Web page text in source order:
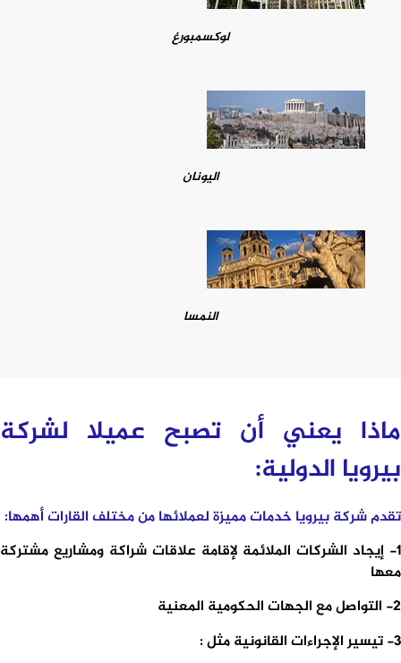
لوكسمبورغ
اليونان
النمسا
ماذا يعني أن تصبح عميلا لشركة
بيرويا الدولية:
تقدم شركة بيرويا خدمات مميزة لعملائها من مختلف القارات أهمها:
1- إيجاد الشركات الملائمة لإقامة علاقات شراكة ومشاريع مشتركة
معها
2- التواصل مع الجهات الحكومية المعنية
3- تيسير الإجراءات القانونية مثل :